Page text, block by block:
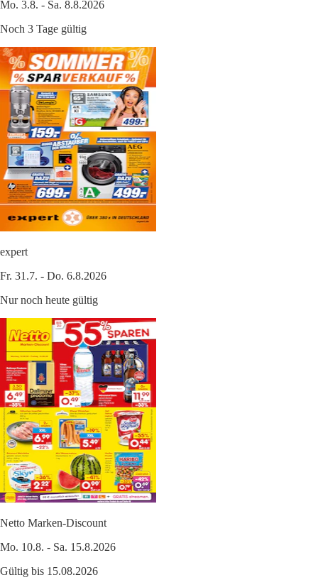
Mo. 3.8. - Sa. 8.8.2026
Noch 3 Tage gültig
expert
Fr. 31.7. - Do. 6.8.2026
Nur noch heute gültig
Netto Marken-Discount
Mo. 10.8. - Sa. 15.8.2026
Gültig bis 15.08.2026